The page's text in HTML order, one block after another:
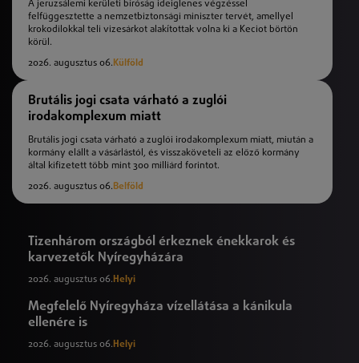
A jeruzsálemi kerületi bíróság ideiglenes végzéssel
felfüggesztette a nemzetbiztonsági miniszter tervét, amellyel
krokodilokkal teli vizesárkot alakítottak volna ki a Keciot börtön
körül.
2026. augusztus 06. Külföld
Brutális jogi csata várható a zuglói
irodakomplexum miatt
Brutális jogi csata várható a zuglói irodakomplexum miatt, miután a
kormány elállt a vásárlástól, és visszaköveteli az előző kormány
által kifizetett több mint 300 milliárd forintot.
2026. augusztus 06.Belföld
Tizenhárom országból érkeznek énekkarok és
karvezetők Nyíregyházára
2026. augusztus 06. Helyi
Megfelelő Nyíregyháza vízellátása a kánikula
ellenére is
2026. augusztus 06. Helyi